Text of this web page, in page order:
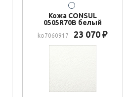
Кожа CONSUL
0505R70B белый
ko7060917 23 070 ₽